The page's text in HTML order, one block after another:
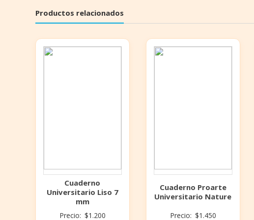
Productos relacionados
Cuaderno
Universitario Liso 7
mm
Precio: $1.200
Cuaderno Proarte
Universitario Nature
Precio: $1.450